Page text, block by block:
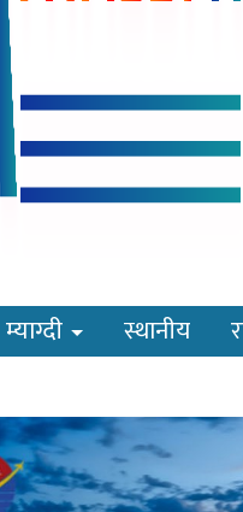
म्याग्दी स्थानीय